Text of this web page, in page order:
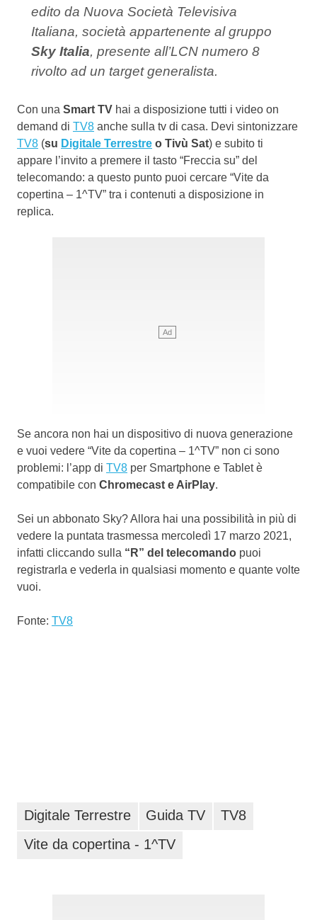
edito da Nuova Società Televisiva
Italiana, società appartenente al gruppo
Sky Italia, presente all’LCN numero 8
rivolto ad un target generalista.
Con una Smart TV hai a disposizione tutti i video on
demand di TV8 anche sulla tv di casa. Devi sintonizzare
TV8 (su Digitale Terrestre o Tivù Sat) e subito ti
appare l’invito a premere il tasto “Freccia su” del
telecomando: a questo punto puoi cercare “Vite da
copertina – 1^TV” tra i contenuti a disposizione in
replica.
Se ancora non hai un dispositivo di nuova generazione
e vuoi vedere “Vite da copertina – 1^TV” non ci sono
problemi: l’app di TV8 per Smartphone e Tablet è
compatibile con Chromecast e AirPlay.
Sei un abbonato Sky? Allora hai una possibilità in più di
vedere la puntata trasmessa mercoledì 17 marzo 2021,
infatti cliccando sulla “R” del telecomando puoi
registrarla e vederla in qualsiasi momento e quante volte
vuoi.
Fonte: TV8
Digitale Terrestre Guida TV
TV8
Vite da copertina - 1^TV